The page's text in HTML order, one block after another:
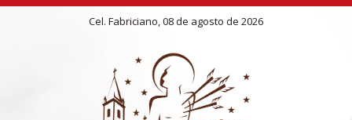
Cel. Fabriciano, 08 de agosto de 2026